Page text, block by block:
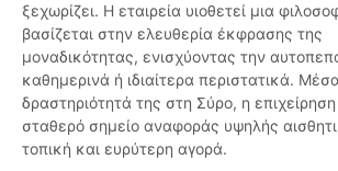
ξεχωρίζει. Η εταιρεία υιοθετεί μια
βασίζεται στην ελευθερία έκφρασης της
μοναδικότητας, ενισχύοντας την
καθημερινά ή ιδιαίτερα περιστατικά.
δραστηριότητά της στη Σύρο, η
σταθερό σημείο αναφοράς υψηλής
τοπική και ευρύτερη αγορά.